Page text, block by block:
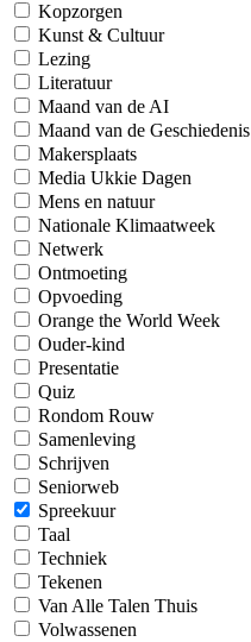
Kopzorgen
Kunst & Cultuur
Lezing
Literatuur
Maand van de AI
Maand van de Geschiedenis
Makersplaats
Media Ukkie Dagen
Mens en natuur
Nationale Klimaatweek
Netwerk
Ontmoeting
Opvoeding
Orange the World Week
Ouder-kind
Presentatie
Quiz
Rondom Rouw
Samenleving
Schrijven
Seniorweb
Spreekuur
Taal
Techniek
Tekenen
Van Alle Talen Thuis
Volwassenen